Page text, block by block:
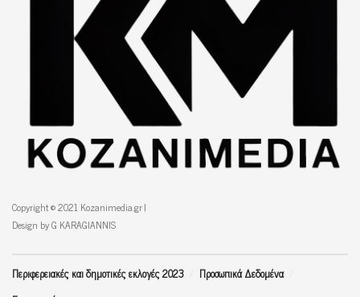
Copyright © 2021 Kozanimedia.gr |
Design by G KARAGIANNIS
Περιφερειακές και δημοτικές εκλογές 2023
Προσωπικά Δεδομένα